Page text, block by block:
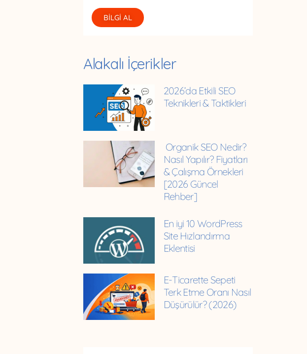
BİLGİ AL
Alakalı İçerikler
2026’da Etkili SEO
Teknikleri & Taktikleri
Organik SEO Nedir?
Nasıl Yapılır? Fiyatları
& Çalışma Örnekleri
[2026 Güncel
Rehber]
En iyi 10 WordPress
Site Hızlandırma
Eklentisi
E-Ticarette Sepeti
Terk Etme Oranı Nasıl
Düşürülür? (2026)